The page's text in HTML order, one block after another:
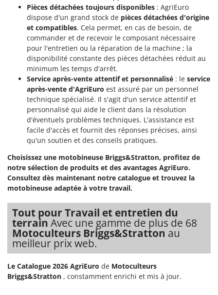
Pièces détachées toujours disponibles : AgriEuro
dispose d'un grand stock de pièces détachées d'origine
et compatibles. Cela permet, en cas de besoin, de
commander et de recevoir le composant nécessaire
pour l'entretien ou la réparation de la machine ; la
disponibilité constante des pièces détachées réduit au
minimum les temps d'arrêt.
Service après-vente attentif et personnalisé : le service
après-vente d'AgriEuro est assuré par un personnel
technique spécialisé. Il s'agit d'un service attentif et
personnalisé qui aide le client dans la résolution
d'éventuels problèmes techniques. L'assistance est
facile d'accès et fournit des réponses précises, ainsi
qu'un soutien et des conseils pratiques.
Choisissez une motobineuse Briggs&Stratton, profitez de
notre sélection de produits et des avantages AgriEuro.
Consultez dès maintenant notre catalogue et trouvez la
motobineuse adaptée à votre travail.
Tout pour Travail et entretien du
terrain Avec une gamme de plus de 68
Motoculteurs Briggs&Stratton au
meilleur prix web.
Le Catalogue 2026 AgriEuro de Motoculteurs
Briggs&Stratton , constamment enrichi et mis à jour.